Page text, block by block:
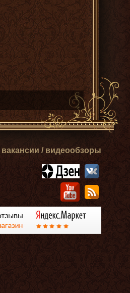
вакансии / видеообзоры